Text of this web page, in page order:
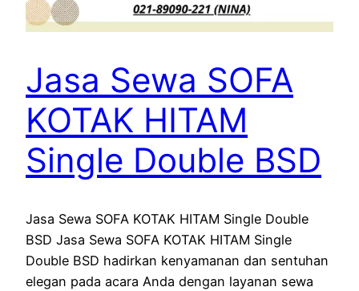
Jasa Sewa SOFA
KOTAK HITAM
Single Double BSD
Jasa Sewa SOFA KOTAK HITAM Single Double
BSD Jasa Sewa SOFA KOTAK HITAM Single
Double BSD hadirkan kenyamanan dan sentuhan
elegan pada acara Anda dengan layanan sewa